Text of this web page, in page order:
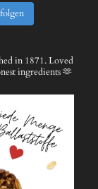
in 1871.Loved
ingredients 🫶